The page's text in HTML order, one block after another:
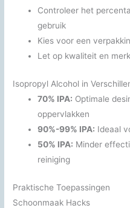
Controleer het
gebruik
Kies voor een
Let op kwaliteit en
Isopropyl Alcohol in
70% IPA: Optimale
oppervlakken
90%-99% IPA: Ideaal
50% IPA: Minder
reiniging
Praktische Toepassingen
Schoonmaak Hacks